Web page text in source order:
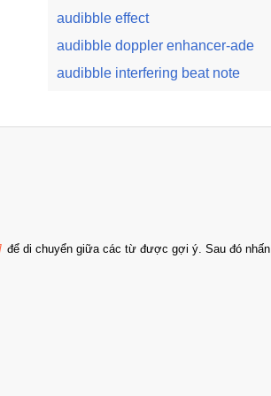
audibble effect
audibble doppler enhancer-ade
audibble interfering beat note
để di chuyển giữa các từ được gợi ý. Sau đó nhấn